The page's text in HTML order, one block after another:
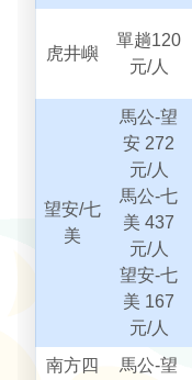
虎井嶼
單趟120
元/人
望安/七
美
馬公-望
安 272
元/人
馬公-七
美 437
元/人
望安-七
美 167
元/人
南方四
馬公-望